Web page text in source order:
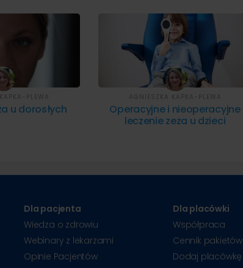
u dorosłych
PLEWA
Operacyjne i nieoperacyjne
leczenie zeza u dzieci
AGNIESZKA KAPKA-PLEWA
Dla pacjenta
Wiedza o zdrowiu
Webinary z lekarzami
Opinie Pacjentów
Dla placówki
Współpraca
Cennik pakietów
Dodaj placówkę